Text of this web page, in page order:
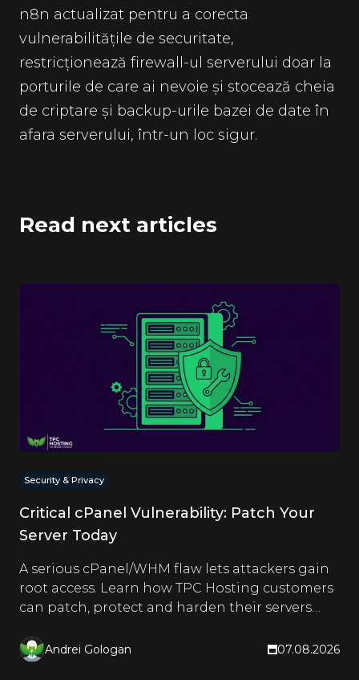
n8n actualizat pentru a corecta
vulnerabilitățile de securitate,
restricționează firewall-ul serverului doar la
porturile de care ai nevoie și stocează cheia
de criptare și backup-urile bazei de date în
afara serverului, într-un loc sigur.
Read next articles
Security & Privacy
Critical cPanel Vulnerability: Patch Your
Server Today
A serious cPanel/WHM flaw lets attackers gain
root access. Learn how TPC Hosting customers
can patch, protect and harden their servers
Andrei Gologan 07.08.2026